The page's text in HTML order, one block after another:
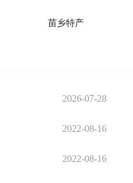
苗乡特产
2026-07-28
2022-08-16
2022-08-16